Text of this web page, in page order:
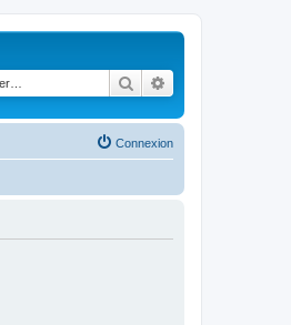
Rechercher
Connexion